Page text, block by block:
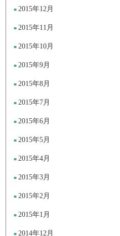
2015年12月
2015年11月
2015年10月
2015年9月
2015年8月
2015年7月
2015年6月
2015年5月
2015年4月
2015年3月
2015年2月
2015年1月
2014年12月